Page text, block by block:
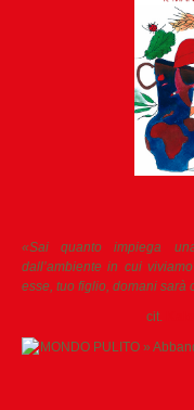
«Sai quanto impiega
dall’ambiente in cui
esse, tuo figlio, domani sarà
cit.